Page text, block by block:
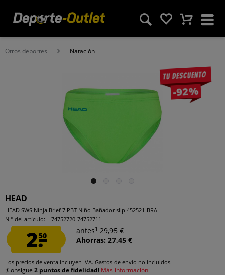
Otros deportes Natación
Tu descuento
-92%
HEAD
HEAD SWS Ninja Brief 7 PBT Niño Bañador slip 452521-BRA
N.° del artículo:
74752720-74752711
2.50
antes1 29,95 €
Ahorras: 27,45 €
Los precios de venta incluyen IVA. Gastos de envío no incluidos.
¡Consigue 2 puntos de fidelidad! Más información